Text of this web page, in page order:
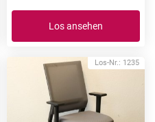
Los ansehen
Los-Nr.: 1235